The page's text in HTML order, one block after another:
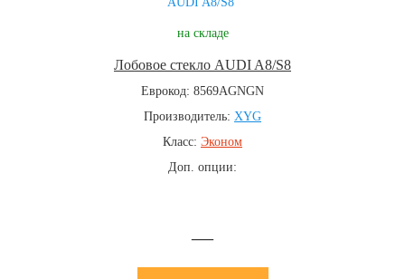
на складе
Лобовое стекло AUDI A8/S8
Еврокод: 8569AGNGN
Производитель: XYG
Класс: Эконом
Доп. опции:
—